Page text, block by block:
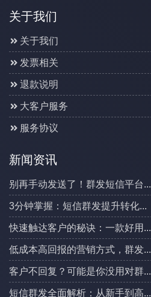
关于我们
关于我们
发票相关
退款说明
大客户服务
服务协议
新闻资讯
别再手动发送了！群发短信平台...
3分钟掌握：短信群发提升转化...
快速触达客户的秘诀：一款好用...
低成本高回报的营销方式，群发...
客户不回复？可能是你没用对群...
短信群发全面解析：从新手到高...